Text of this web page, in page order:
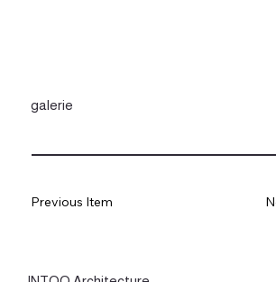
galerie
Previous Item